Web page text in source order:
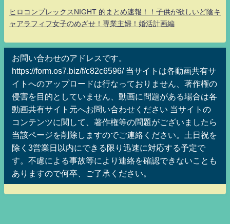
ヒロコンプレックスNIGHT 的まとめ速報！！子供が欲しいど陰キ
ャアラフィフ女子のめざせ！専業主婦！婚活計画編
お問い合わせのアドレスです。
https://form.os7.biz/f/c82c6596/ 当サイトは各動画共有サ
イトへのアップロードは行なっておりません、著作権の
侵害を目的としていません、動画に問題がある場合は各
動画共有サイト元へお問い合わせください 当サイトの
コンテンツに関して、著作権等の問題がございましたら
当該ページを削除しますのでご連絡ください。土日祝を
除く3営業日以内にできる限り迅速に対応する予定で
す。不慮による事故等により連絡を確認できないことも
ありますので何卒、ご了承ください。